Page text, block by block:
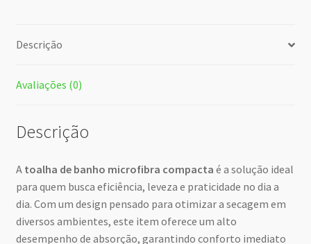
Descrição
Avaliações (0)
Descrição
A toalha de banho microfibra compacta é a solução ideal
para quem busca eficiência, leveza e praticidade no dia a
dia. Com um design pensado para otimizar a secagem em
diversos ambientes, este item oferece um alto
desempenho de absorção, garantindo conforto imediato